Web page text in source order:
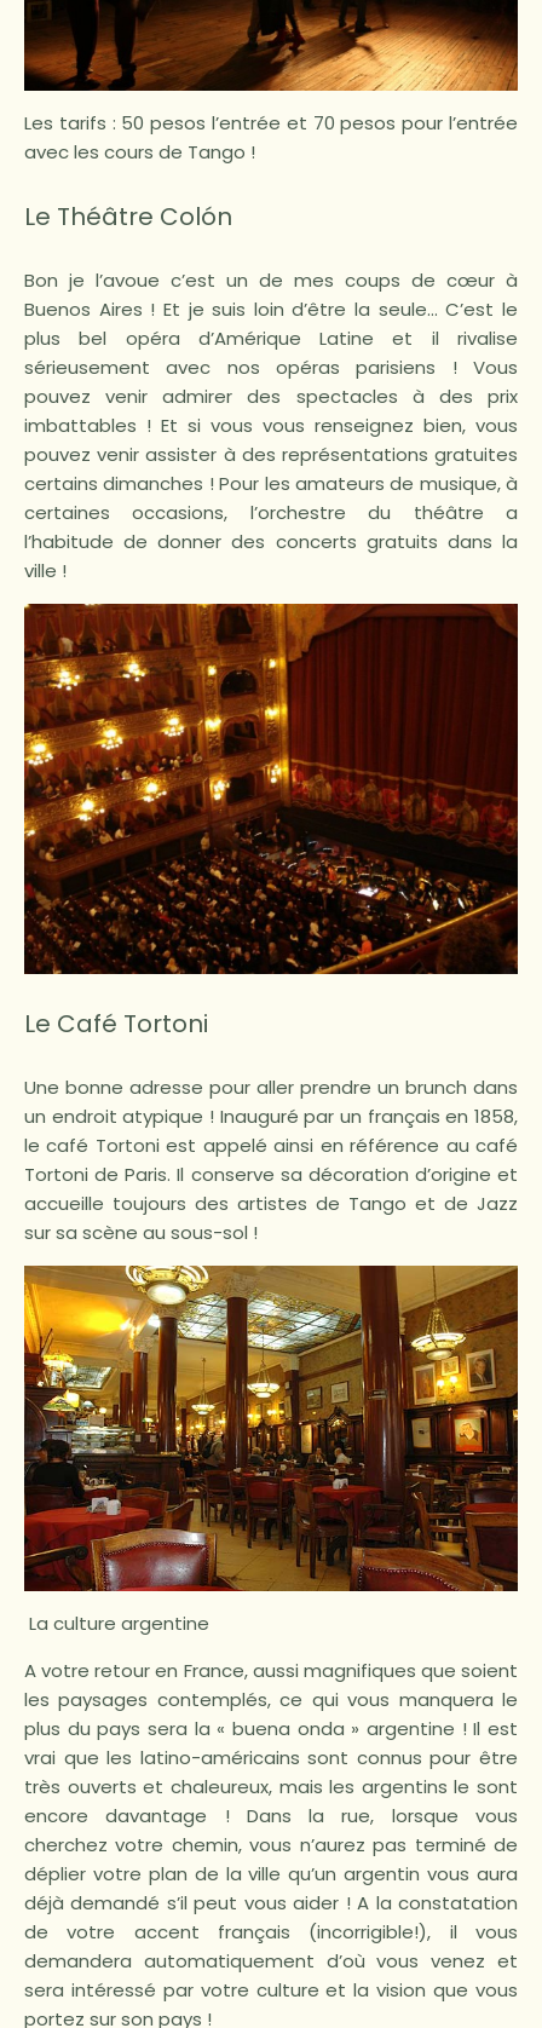
Les tarifs : 50 pesos l’entrée et 70 pesos pour l’entrée
avec les cours de Tango !
Le Théâtre Colón
Bon je l’avoue c’est un de mes coups de cœur à
Buenos Aires ! Et je suis loin d’être la seule… C’est le
plus bel opéra d’Amérique Latine et il rivalise
sérieusement avec nos opéras parisiens ! Vous
pouvez venir admirer des spectacles à des prix
imbattables ! Et si vous vous renseignez bien, vous
pouvez venir assister à des représentations gratuites
certains dimanches ! Pour les amateurs de musique, à
certaines occasions, l’orchestre du théâtre a
l’habitude de donner des concerts gratuits dans la
ville !
Le Café Tortoni
Une bonne adresse pour aller prendre un brunch dans
un endroit atypique ! Inauguré par un français en 1858,
le café Tortoni est appelé ainsi en référence au café
Tortoni de Paris. Il conserve sa décoration d’origine et
accueille toujours des artistes de Tango et de Jazz
sur sa scène au sous-sol !
La culture argentine
A votre retour en France, aussi magnifiques que soient
les paysages contemplés, ce qui vous manquera le
plus du pays sera la « buena onda » argentine ! Il est
vrai que les latino-américains sont connus pour être
très ouverts et chaleureux, mais les argentins le sont
encore davantage ! Dans la rue, lorsque vous
cherchez votre chemin, vous n’aurez pas terminé de
déplier votre plan de la ville qu’un argentin vous aura
déjà demandé s’il peut vous aider ! A la constatation
de votre accent français (incorrigible!), il vous
demandera automatiquement d’où vous venez et
sera intéressé par votre culture et la vision que vous
portez sur son pays !